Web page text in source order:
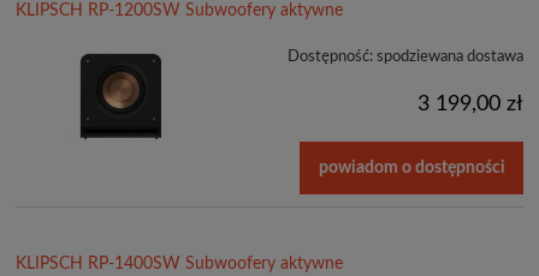
KLIPSCH RP-1200SW Subwoofery aktywne
Dostępność: spodziewana dostawa
3 199,00 zł
powiadom o dostępności
KLIPSCH RP-1400SW Subwoofery aktywne